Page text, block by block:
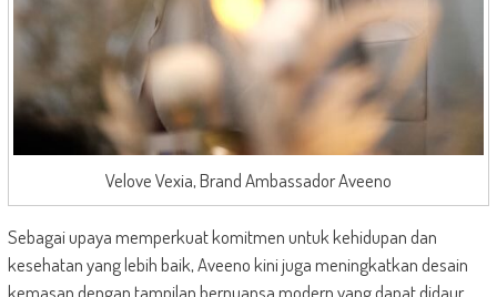
Velove Vexia, Brand Ambassador Aveeno
Sebagai upaya memperkuat komitmen untuk kehidupan dan
kesehatan yang lebih baik, Aveeno kini juga meningkatkan desain
kemasan dengan tampilan bernuansa modern yang dapat didaur